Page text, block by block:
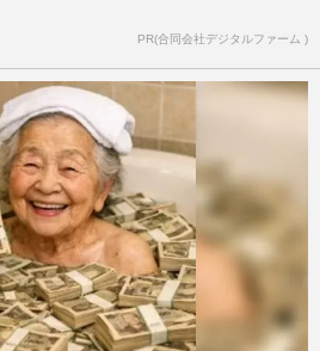
PR(合同会社デジタルファーム )